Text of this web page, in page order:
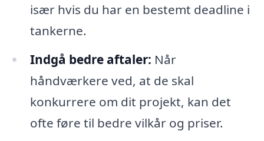
især hvis du har en bestemt deadline i
tankerne.
Indgå bedre aftaler: Når
håndværkere ved, at de skal
konkurrere om dit projekt, kan det
ofte føre til bedre vilkår og priser.